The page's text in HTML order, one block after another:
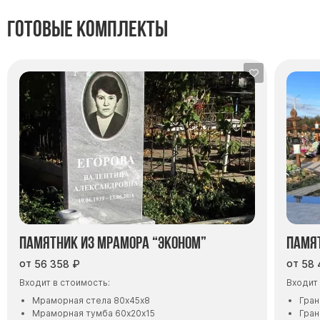
Готовые комплекты
Памятник из мрамора “Эконом”
от 56 358 ₽
Входит в стоимость:
Мраморная стела 80х45х8
Мраморная тумба 60х20х15
от 58